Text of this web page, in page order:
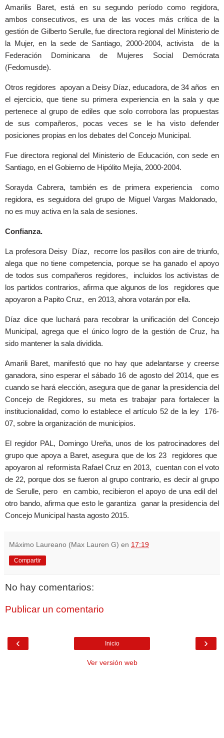
Amarilis Baret, está en su segundo período como regidora,
ambos consecutivos, es una de las voces más crítica de la
gestión de Gilberto Serulle, fue directora regional del Ministerio de
la Mujer, en la sede de Santiago, 2000-2004, activista de la
Federación Dominicana de Mujeres Social Demócrata
(Fedomusde).
Otros regidores apoyan a Deisy Díaz, educadora, de 34 años en
el ejercicio, que tiene su primera experiencia en la sala y que
pertenece al grupo de ediles que solo corrobora las propuestas
de sus compañeros, pocas veces se le ha visto defender
posiciones propias en los debates del Concejo Municipal.
Fue directora regional del Ministerio de Educación, con sede en
Santiago, en el Gobierno de Hipólito Mejía, 2000-2004.
Sorayda Cabrera, también es de primera experiencia como
regidora, es seguidora del grupo de Miguel Vargas Maldonado,
no es muy activa en la sala de sesiones.
Confianza.
La profesora Deisy Díaz, recorre los pasillos con aire de triunfo,
alega que no tiene competencia, porque se ha ganado el apoyo
de todos sus compañeros regidores, incluidos los activistas de
los partidos contrarios, afirma que algunos de los regidores que
apoyaron a Papito Cruz, en 2013, ahora votarán por ella.
Díaz dice que luchará para recobrar la unificación del Concejo
Municipal, agrega que el único logro de la gestión de Cruz, ha
sido mantener la sala dividida.
Amarili Baret, manifestó que no hay que adelantarse y creerse
ganadora, sino esperar el sábado 16 de agosto del 2014, que es
cuando se hará elección, asegura que de ganar la presidencia del
Concejo de Regidores, su meta es trabajar para fortalecer la
institucionalidad, como lo establece el artículo 52 de la ley 176-
07, sobre la organización de municipios.
El regidor PAL, Domingo Ureña, unos de los patrocinadores del
grupo que apoya a Baret, asegura que de los 23 regidores que
apoyaron al reformista Rafael Cruz en 2013, cuentan con el voto
de 22, porque dos se fueron al grupo contrario, es decir al grupo
de Serulle, pero en cambio, recibieron el apoyo de una edil del
otro bando, afirma que esto le garantiza ganar la presidencia del
Concejo Municipal hasta agosto 2015.
Máximo Laureano (Max Lauren G) en 17:19
Compartir
No hay comentarios:
Publicar un comentario
‹ ›
Inicio
Ver versión web